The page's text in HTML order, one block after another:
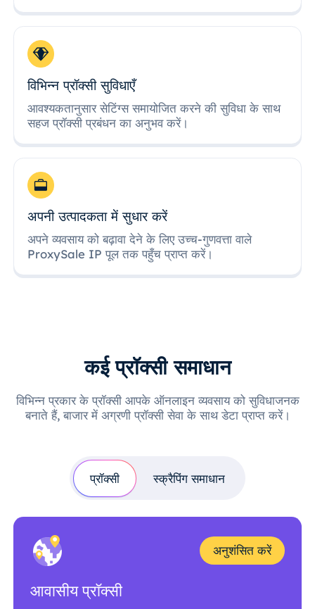
विभिन्न प्रॉक्सी सुविधाएँ
आवश्यकतानुसार सेटिंग्स समायोजित करने की सुविधा के साथ
सहज प्रॉक्सी प्रबंधन का अनुभव करें।
अपनी उत्पादकता में सुधार करें
अपने व्यवसाय को बढ़ावा देने के लिए उच्च-गुणवत्ता वाले
ProxySale IP पूल तक पहुँच प्राप्त करें।
कई प्रॉक्सी समाधान
विभिन्न प्रकार के प्रॉक्सी आपके ऑनलाइन व्यवसाय को सुविधाजनक
बनाते हैं, बाजार में अग्रणी प्रॉक्सी सेवा के साथ डेटा प्राप्त करें।
प्रॉक्सी स्क्रैपिंग समाधान
अनुशंसित करें
आवासीय प्रॉक्सी